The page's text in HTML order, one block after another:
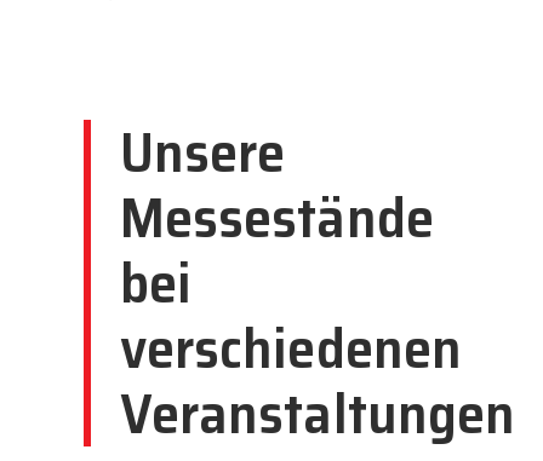
Unsere
Messestände
bei
verschiedenen
Veranstaltungen